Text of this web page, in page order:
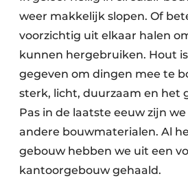
Kunststofafval
Medisch afval
Metaalrecyclage
Papierafval
Textielrecyclage
weer makkelijk slopen. Of
voorzichtig uit elkaar halen
kunnen hergebruiken. Hout
gegeven om dingen mee te
sterk, licht, duurzaam en het
Pas in de laatste eeuw zijn
andere bouwmaterialen. Al
gebouw hebben we uit een
kantoorgebouw gehaald.